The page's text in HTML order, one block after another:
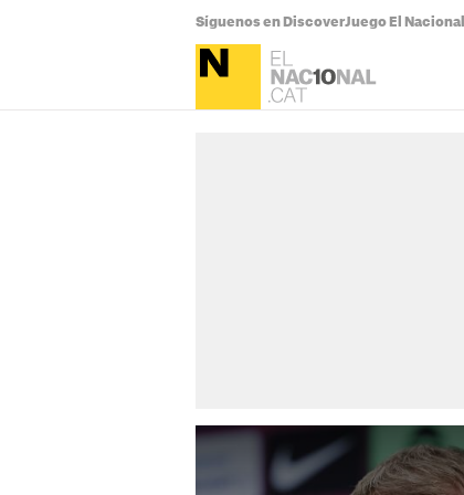
Síguenos en DiscoverJuego El Nacional